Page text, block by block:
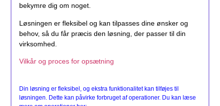
bekymre dig om noget.
Løsningen er fleksibel og kan tilpasses dine ønsker og
behov, så du får præcis den løsning, der passer til din
virksomhed.
Vilkår og proces for opsætning
Din løsning er fleksibel, og ekstra funktionalitet kan tilføjes til
løsningen. Dette kan påvirke forbruget af operationer. Du kan læse